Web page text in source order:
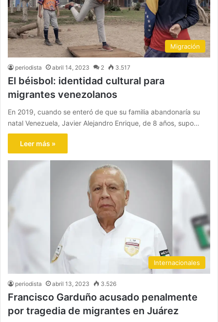
Migración
periodista abril 14, 2023 2 3.517
El béisbol: identidad cultural para
migrantes venezolanos
En 2019, cuando se enteró de que su familia abandonaría su
natal Venezuela, Javier Alejandro Enrique, de 8 años, supo…
Leer más »
Internacionales
periodista abril 13, 2023 3.526
Francisco Garduño acusado penalmente
por tragedia de migrantes en Juárez